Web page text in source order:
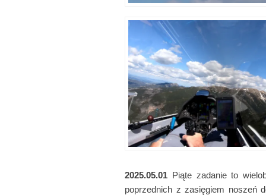
2025.05.01 Piąte zadanie to
poprzednich z zasięgiem noszeń